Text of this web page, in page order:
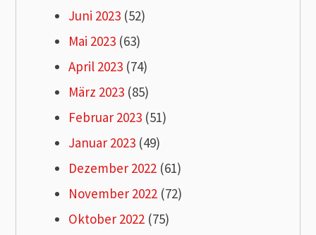
Juni 2023 (52)
Mai 2023 (63)
April 2023 (74)
März 2023 (85)
Februar 2023 (51)
Januar 2023 (49)
Dezember 2022 (61)
November 2022 (72)
Oktober 2022 (75)